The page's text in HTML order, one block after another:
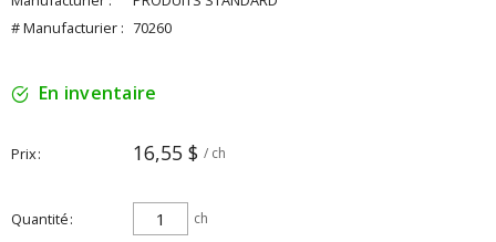
# Manufacturier : 70260
En inventaire
Prix 16,55 $ / ch
Quantité ch